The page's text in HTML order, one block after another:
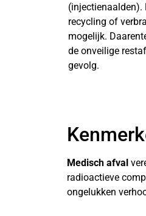
(injectienaalden).
recycling of
mogelijk.
de onveilige
gevolg.
Medisch afval
radioactieve
ongelukken